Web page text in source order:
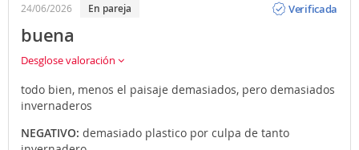
24/06/2026 En pareja
Verificada
buena
Desglose valoración
todo bien, menos el paisaje demasiados, pero demasiados
invernaderos
NEGATIVO: demasiado plastico por culpa de tanto